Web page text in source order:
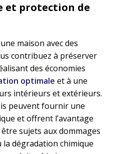
et protection de
maison avec des
contribuez à préserver
des économies
optimale et à une
intérieurs et extérieurs.
peuvent fournir une
et offrent l’avantage
sujets aux dommages
dégradation chimique